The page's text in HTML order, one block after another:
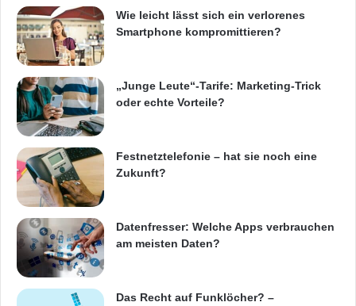
Wie leicht lässt sich ein verlorenes
Smartphone kompromittieren?
„Junge Leute“-Tarife: Marketing-Trick
oder echte Vorteile?
Festnetztelefonie – hat sie noch eine
Zukunft?
Datenfresser: Welche Apps verbrauchen
am meisten Daten?
Das Recht auf Funklöcher? –